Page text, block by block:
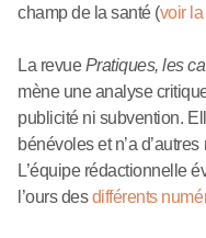
champ de la santé (voir
La revuePratiques, les
mène une analyse
publicité ni subvention.
bénévoles et n’a
L’équipe rédactionnelle
l’ours desdifférents